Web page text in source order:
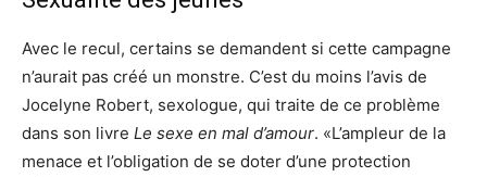
Avec le recul, certains se demandent si cette campagne
n’aurait pas créé un monstre. C’est du moins l’avis de
Jocelyne Robert, sexologue, qui traite de ce problème
dans son livre Le sexe en mal d’amour. «L’ampleur de la
menace et l’obligation de se doter d’une protection